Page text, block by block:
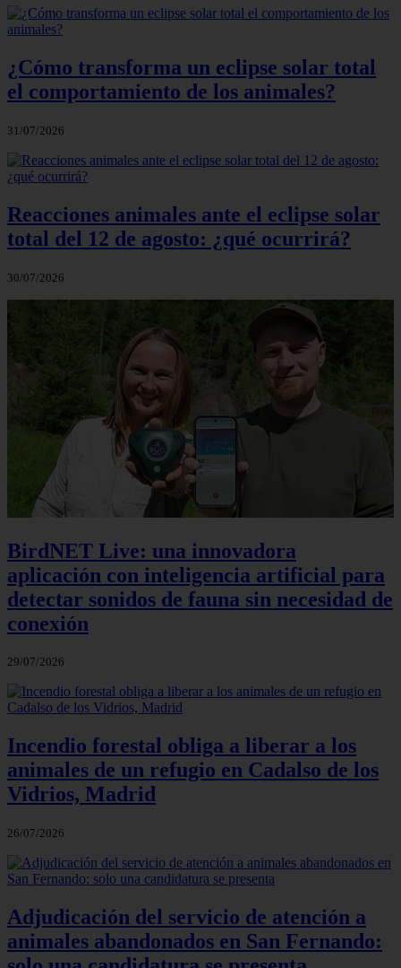
¿Cómo transforma un eclipse solar total
el comportamiento de los animales?
31/07/2026
Reacciones animales ante el eclipse solar
total del 12 de agosto: ¿qué ocurrirá?
30/07/2026
BirdNET Live: una innovadora
aplicación con inteligencia artificial para
detectar sonidos de fauna sin necesidad de
conexión
29/07/2026
Incendio forestal obliga a liberar a los
animales de un refugio en Cadalso de los
Vidrios, Madrid
26/07/2026
Adjudicación del servicio de atención a
animales abandonados en San Fernando: